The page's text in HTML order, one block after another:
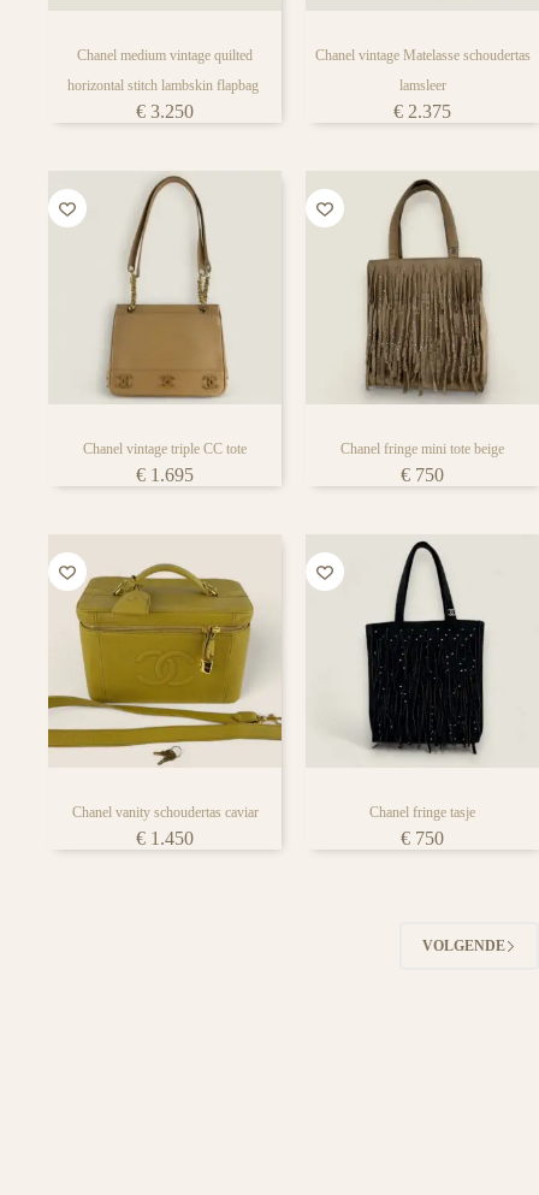
Chanel medium vintage quilted
horizontal stitch lambskin flapbag
€ 3.250
Chanel vintage Matelasse schoudertas
lamsleer
€ 2.375
Chanel vintage triple CC tote
€ 1.695
Chanel fringe mini tote beige
€ 750
Chanel vanity schoudertas caviar
€ 1.450
Chanel fringe tasje
€ 750
VOLGENDE